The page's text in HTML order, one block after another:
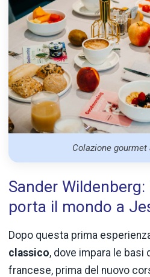
Colazione
Sander
porta il mondo a
Dopo questa prima
classico, dove impara le basi
francese, prima del nuovo